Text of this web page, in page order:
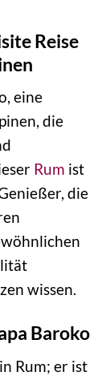
Reise
eine
die
Rum ist
die
wissen.
Baroko
Rum; er ist